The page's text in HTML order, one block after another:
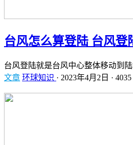
台风怎么算登陆 台风登
台风登陆就是台风中心整体移动到
文章 环球知识 · 2023年4月2日 ·